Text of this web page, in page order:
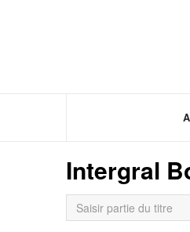
Intergral
Saisir partie du titre